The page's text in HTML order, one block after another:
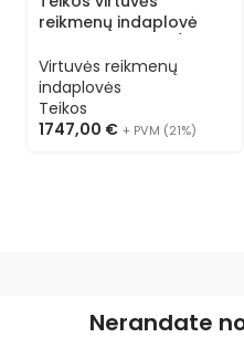
reikmenų indaplovė
programos 1N
Virtuvės reikmenų
indaplovės
Teikos
1747,00 € + PVM (21%)
Nerandate